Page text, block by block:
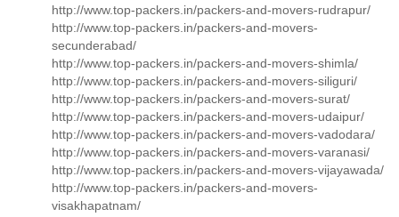
http://www.top-packers.in/packers-and-movers-rudrapur/
http://www.top-packers.in/packers-and-movers-
secunderabad/
http://www.top-packers.in/packers-and-movers-shimla/
http://www.top-packers.in/packers-and-movers-siliguri/
http://www.top-packers.in/packers-and-movers-surat/
http://www.top-packers.in/packers-and-movers-udaipur/
http://www.top-packers.in/packers-and-movers-vadodara/
http://www.top-packers.in/packers-and-movers-varanasi/
http://www.top-packers.in/packers-and-movers-vijayawada/
http://www.top-packers.in/packers-and-movers-
visakhapatnam/